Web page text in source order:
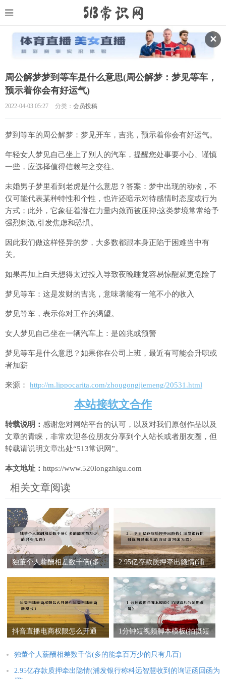
✕
周公解梦梦到等车是什么意思(周公解梦：梦见等车，
预示着你会有好运气)
2022-04-03 05:27 分类： 会员投稿
梦到等车的周公解梦：梦见开车，吉兆，预示着你会有好运气。
年轻女人梦见自己坐上了别人的汽车，提醒您处事要小心、谨慎
一些，应选择值得信赖与之交往。
未婚男子梦里看到老虎是什么意思？答案：梦中出现的动物，不
仅可能代表某种特性和个性，也许还暗示对待感情时态度或行为
方式；此外，它象征着潜在力量内敛而被压抑;这类梦境常常给予
强烈刺激,引发焦虑和恐惧。
因此我们做这样怪异的梦，大多数都跟本身正陷于困难当中有
关。
如果再加上白天想得太过投入导致夜晚睡觉容易惊醒就更危险了
梦见等车：这是发财的吉兆，意味著能有一笔不小的收入
梦见等车，表示你对工作的渴望。
女人梦见自己坐在一辆汽车上：是凶兆或预警
梦见等车是什么意思？如果你在公司上班，最近有可能会升职或
者加薪
来源： http://m.lippocarita.com/zhougongjiemeng/20531.html
本站接软文合作
转载说明： 感谢您对网站平台的认可，以及对我们原创作品以及
文章的青睐，非常欢迎各位朋友分享到个人站长或者朋友圈，但
转载请说明文章出处“513常识网”。
本文地址： https://www.520longzhigu.com
相关文章阅读
独董个人薪酬相差数千倍(多
2.95亿存款质押牵出隐情(浦
证函回函为假)
抖音直播电商权限怎么开通
1分钟短视频脚本模板(拍摄短
独董个人薪酬相差数千倍(多的能拿百万少的只有几百)
2.95亿存款质押牵出隐情(浦发银行称科远智慧收到的询证函回函为